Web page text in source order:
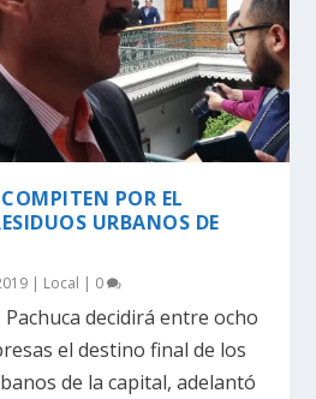
POR EL
URBANOS DE
| Local | 0
decidirá entre ocho
el destino final de los
de la capital, adelantó